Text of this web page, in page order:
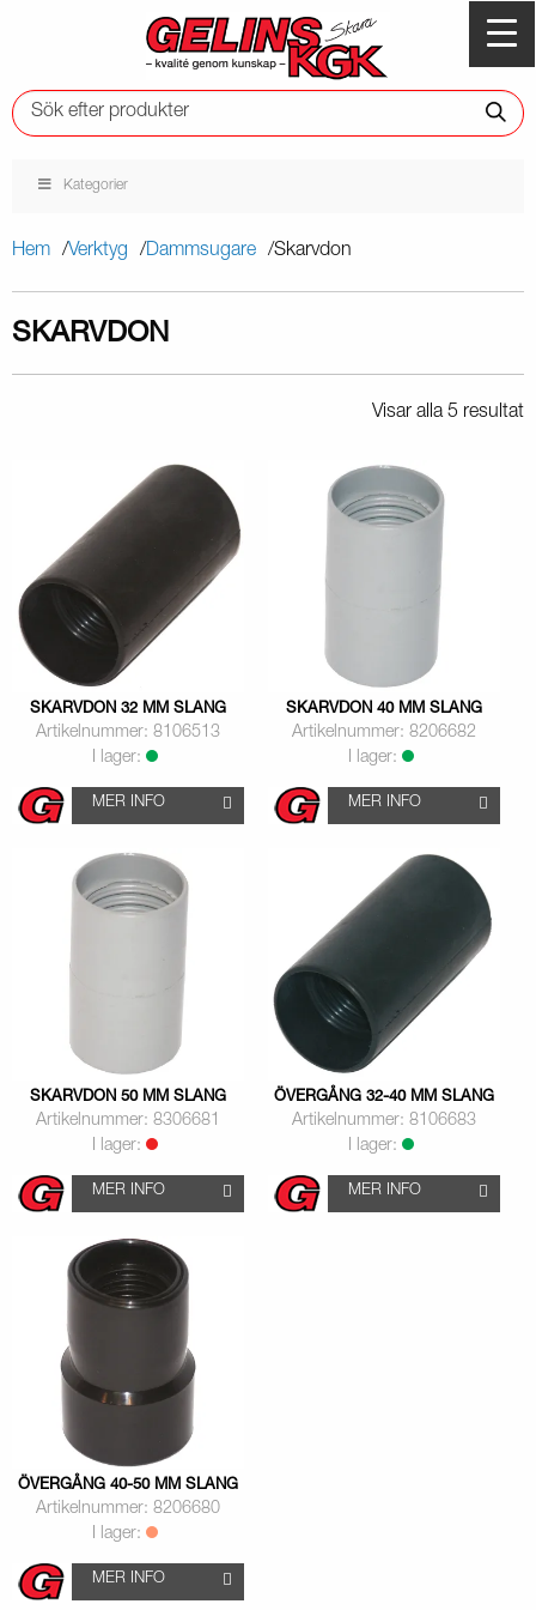
Kategorier
Hem Verktyg Dammsugare Skarvdon
SKARVDON
Visar alla 5 resultat
SKARVDON 32 MM SLANG
Artikelnummer: 8106513
I lager:
MER INFO
SKARVDON 40 MM SLANG
Artikelnummer: 8206682
I lager:
MER INFO
SKARVDON 50 MM SLANG
Artikelnummer: 8306681
I lager:
MER INFO
ÖVERGÅNG 32-40 MM SLANG
Artikelnummer: 8106683
I lager:
MER INFO
ÖVERGÅNG 40-50 MM SLANG
Artikelnummer: 8206680
I lager:
MER INFO